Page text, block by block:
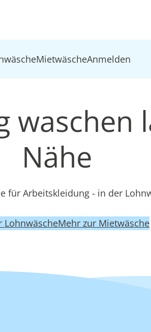
MietwäscheAnmelden
waschen
Nähe
für Arbeitskleidung - in der
LohnwäscheMehr zur Mietwäsche